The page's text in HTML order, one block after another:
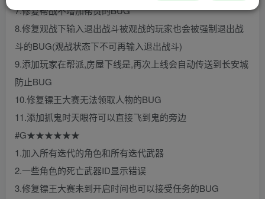
7.修复帮战不增加帮贡的BUG
8.修复观战下输入退出战斗被观战的玩家也会被强制退出战
斗的BUG(观战状态下不可再输入退出战斗)
9.添加玩家在帮派,房屋下线是,再次上线会自动传送到长安城
防止BUG
10.修复镖王大赛无法领取人物的BUG
11.添加抓鬼时天眼符可以直接飞到鬼的旁边
#G★★★★★★
1.加入所有迭代的角色和所有迭代武器
2.一些角色的死亡武器ID显示错误
3.修复镖王大赛未到开启时间也可以接受任务的BUG